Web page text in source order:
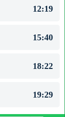
12:19
15:40
18:22
19:29